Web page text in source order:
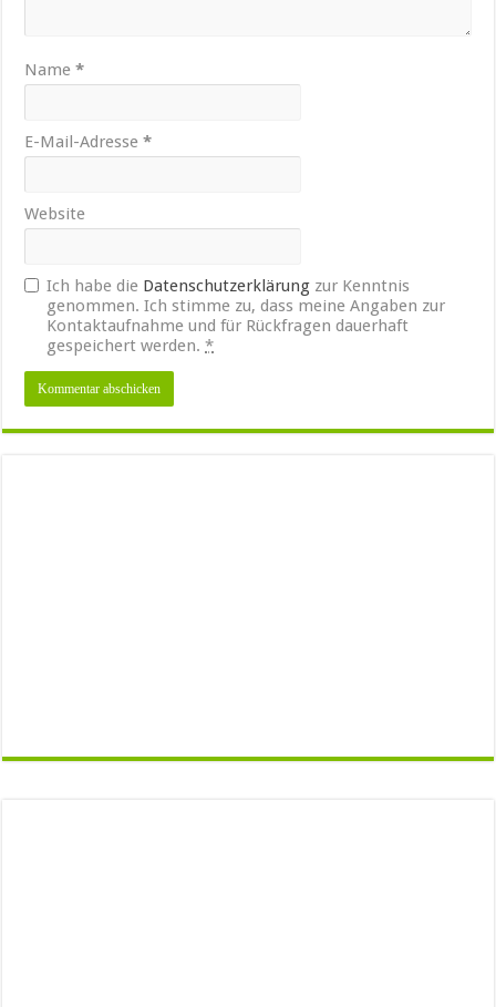
Name*
E-Mail-Adresse*
Website
Ich habe die Datenschutzerklärung zur Kenntnis
genommen. Ich stimme zu, dass meine Angaben zur
Kontaktaufnahme und für Rückfragen dauerhaft
gespeichert werden.*